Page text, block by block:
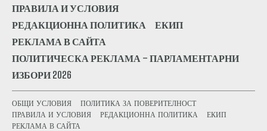
ПРАВИЛА И УСЛОВИЯ
РЕДАКЦИОННА ПОЛИТИКА
ЕКИП
РЕКЛАМА В САЙТА
ПОЛИТИЧЕСКА РЕКЛАМА – ПАРЛАМЕНТАРНИ
ИЗБОРИ 2026
ОБЩИ УСЛОВИЯ
ПОЛИТИКА ЗА ПОВЕРИТЕЛНОСТ
ПРАВИЛА И УСЛОВИЯ
РЕДАКЦИОННА ПОЛИТИКА
ЕКИП
РЕКЛАМА В САЙТА